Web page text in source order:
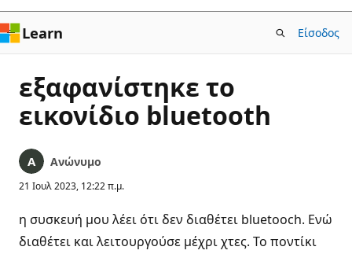
Learn Είσοδος
εξαφανίστηκε το
εικονίδιο bluetooth
Ανώνυμο
21 Ιουλ 2023, 12:22 π.μ.
η συσκευή μου λέει ότι δεν διαθέτει bluetooch. Ενώ
διαθέτει και λειτουργούσε μέχρι χτες. Το ποντίκι